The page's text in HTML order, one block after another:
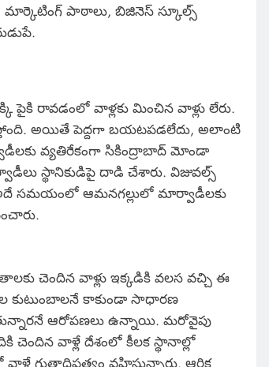
మార్కెటింగ్ పాఠాలు, బిజినెస్‌ స్కూల్స్‌
రావడంలో వాళ్లకు మించిన వాళ్లు లేరు.
అయితే పెద్దగా బయటపడలేదు, అలాంటి
వ్యతిరేకంగా సికింద్రాబాద్‌ మోండా
స్థానికుడిపై దాడి చేశారు. విజువల్స్‌
ఆమనగల్లులో మార్వాడీలకు
చెందిన వాళ్లు ఇక్కడికి వలస వచ్చి ఈ
కుటుంబాలనే కాకుండా సాధారణ
ఆరోపణలు ఉన్నాయి. మరోవైపు
చెందిన వాళ్లే దేశంలో కీలక స్థానాల్లో
గుత్తాధిపత్యం వహిస్తున్నారు. ఆర్థిక